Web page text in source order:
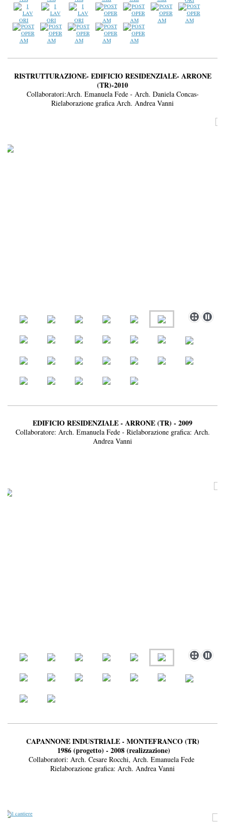
RISTRUTTURAZIONE- EDIFICIO RESIDENZIALE- ARRONE
(TR)-2010
Collaboratori:Arch. Emanuela Fede - Arch. Daniela Concas-
Rielaborazione grafica Arch. Andrea Vanni
EDIFICIO RESIDENZIALE - ARRONE (TR) - 2009
Collaboratore: Arch. Emanuela Fede - Rielaborazione grafica: Arch.
Andrea Vanni
CAPANNONE INDUSTRIALE - MONTEFRANCO (TR)
1986 (progetto) - 2008 (realizzazione)
Collaboratori: Arch. Cesare Rocchi, Arch. Emanuela Fede
Rielaborazione grafica: Arch. Andrea Vanni